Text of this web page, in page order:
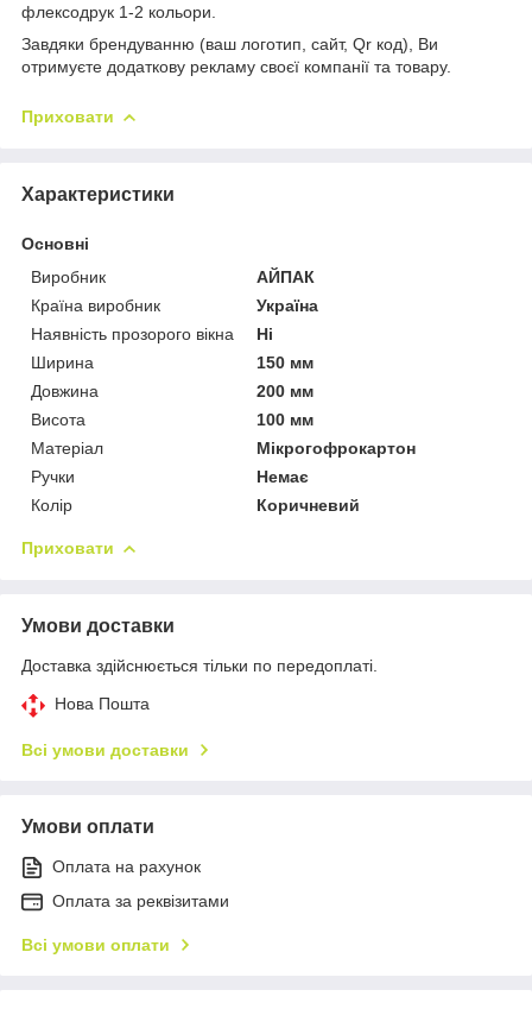
флексодрук 1-2 кольори.
Завдяки брендуванню (ваш логотип, сайт, Qr код), Ви
отримуєте додаткову рекламу своєї компанії та товару.
Приховати
Характеристики
Основні
Виробник
АЙПАК
Країна виробник
Україна
Наявність прозорого вікна
Ні
Ширина
150 мм
Довжина
200 мм
Висота
100 мм
Матеріал
Мікрогофрокартон
Ручки
Немає
Колір
Коричневий
Приховати
Умови доставки
Доставка здійснюється тільки по передоплаті.
Нова Пошта
Всі умови доставки
Умови оплати
Оплата на рахунок
Оплата за реквізитами
Всі умови оплати